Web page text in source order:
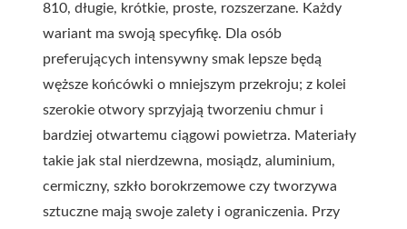
810, długie, krótkie, proste, rozszerzane. Każdy
wariant ma swoją specyfikę. Dla osób
preferujących intensywny smak lepsze będą
węższe końcówki o mniejszym przekroju; z kolei
szerokie otwory sprzyjają tworzeniu chmur i
bardziej otwartemu ciągowi powietrza. Materiały
takie jak stal nierdzewna, mosiądz, aluminium,
cermiczny, szkło borokrzemowe czy tworzywa
sztuczne mają swoje zalety i ograniczenia. Przy